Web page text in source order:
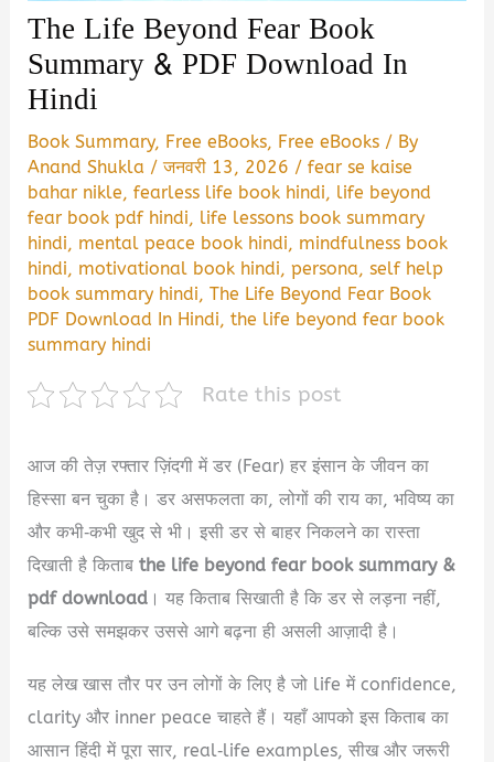
The Life Beyond Fear Book
Summary & PDF Download In
Hindi
Book Summary, Free eBooks, Free eBooks / By
Anand Shukla /जनवरी 13, 2026 /fear se kaise
bahar nikle,fearless life book hindi, life beyond
fear book pdf hindi, life lessons book summary
hindi, mental peace book hindi, mindfulness book
hindi, motivational book hindi,persona,self help
book summary hindi,The Life Beyond Fear Book
PDF Download In Hindi,the life beyond fear book
summary hindi
Rate this post
आज की तेज़ रफ्तार ज़िंदगी में डर (Fear) हर इंसान के जीवन का
हिस्सा बन चुका है। डर असफलता का, लोगों की राय का, भविष्य का
और कभी‑कभी खुद से भी। इसी डर से बाहर निकलने का रास्ता
दिखाती है किताबthe life beyond fear book summary &
pdf download । यह किताब सिखाती है कि डर से लड़ना नहीं,
बल्कि उसे समझकर उससे आगे बढ़ना ही असली आज़ादी है।
यह लेख खास तौर पर उन लोगों के लिए है जो life में confidence,
clarity और inner peace चाहते हैं। यहाँ आपको इस किताब का
आसान हिंदी में पूरा सार, real‑life examples, सीख और जरूरी